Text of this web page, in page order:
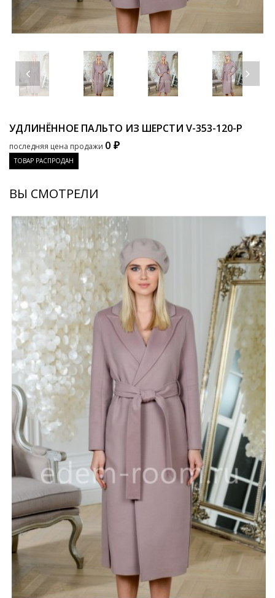
УДЛИНЁННОЕ ПАЛЬТО ИЗ ШЕРСТИ V-353-120-P
последняя цена продажи 0 ₽
ТОВАР РАСПРОДАН
ВЫ СМОТРЕЛИ